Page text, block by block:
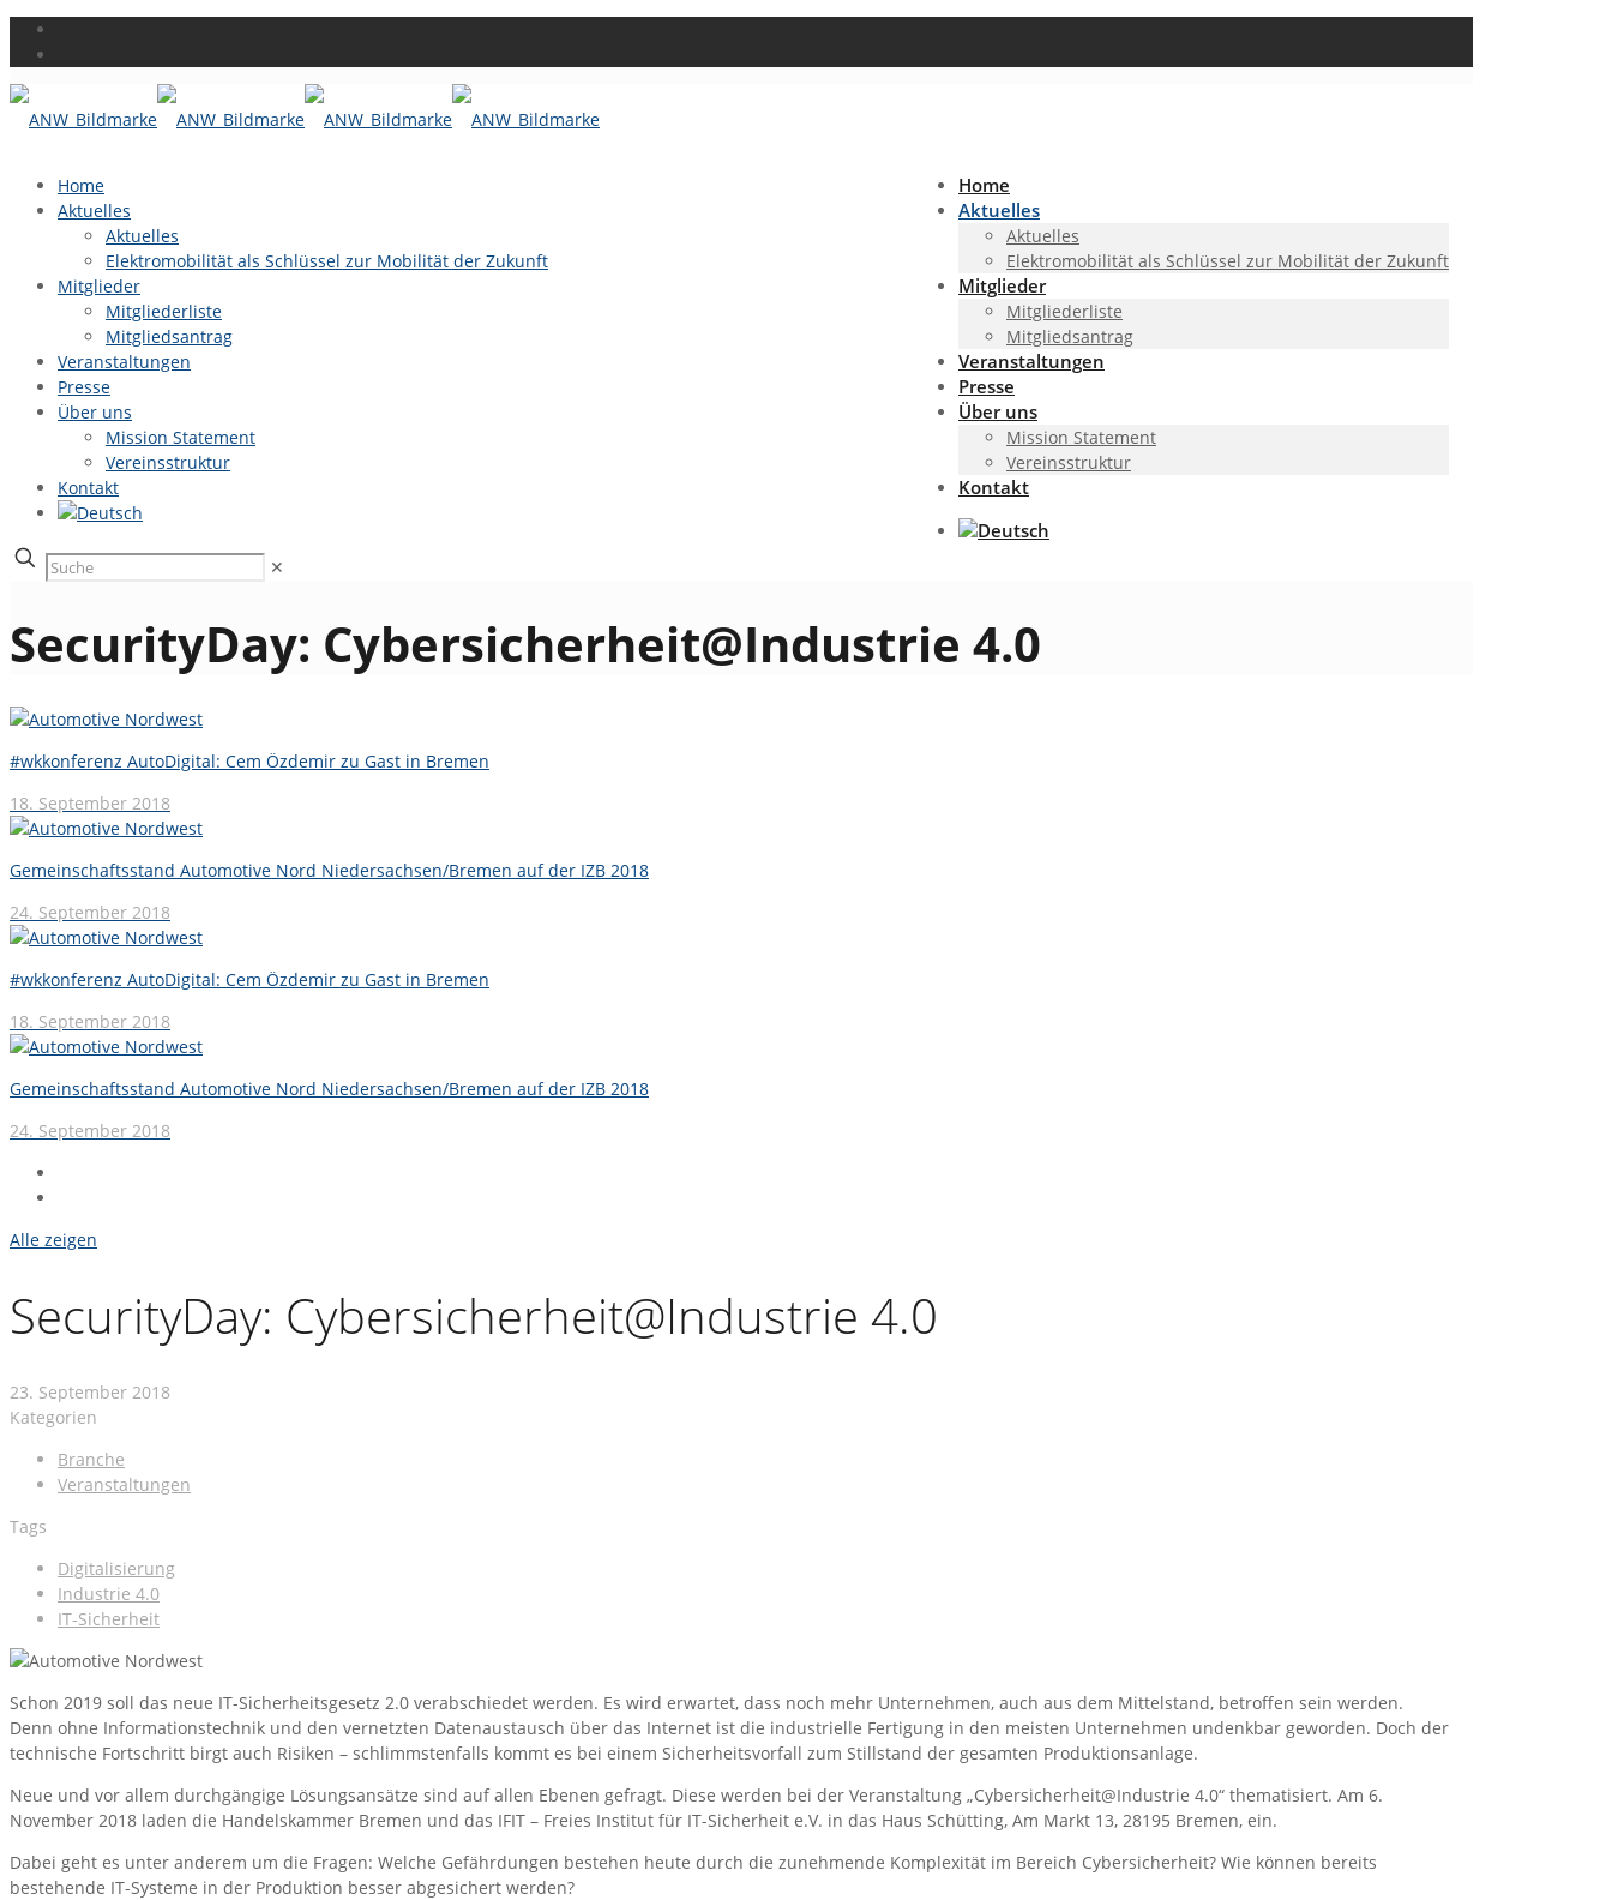
Home
Aktuelles
Aktuelles
Elektromobilität als Schlüssel zur Mobilität der Zukunft
Mitglieder
Mitgliederliste
Mitgliedsantrag
Veranstaltungen
Presse
Über uns
Mission Statement
Vereinsstruktur
Kontakt
Home
Aktuelles
Aktuelles
Elektromobilität als Schlüssel zur Mobilität der Zukunft
Mitglieder
Mitgliederliste
Mitgliedsantrag
Veranstaltungen
Presse
Über uns
Mission Statement
Vereinsstruktur
Kontakt
✕
SecurityDay: Cybersicherheit@Industrie 4.0
#wkkonferenz AutoDigital: Cem Özdemir zu Gast in Bremen
18. September 2018
Gemeinschaftsstand Automotive Nord Niedersachsen/Bremen auf der IZB 2018
24. September 2018
#wkkonferenz AutoDigital: Cem Özdemir zu Gast in Bremen
18. September 2018
Gemeinschaftsstand Automotive Nord Niedersachsen/Bremen auf der IZB 2018
24. September 2018
Alle zeigen
SecurityDay: Cybersicherheit@Industrie 4.0
23. September 2018
Kategorien
Branche
Veranstaltungen
Tags
Digitalisierung
Industrie 4.0
IT-Sicherheit
Schon 2019 soll das neue IT-Sicherheitsgesetz 2.0 verabschiedet werden. Es wird erwartet, dass noch mehr Unternehmen, auch aus dem Mittelstand, betroffen sein werden.
Denn ohne Informationstechnik und den vernetzten Datenaustausch über das Internet ist die industrielle Fertigung in den meisten Unternehmen undenkbar geworden. Doch der
technische Fortschritt birgt auch Risiken – schlimmstenfalls kommt es bei einem Sicherheitsvorfall zum Stillstand der gesamten Produktionsanlage.
Neue und vor allem durchgängige Lösungsansätze sind auf allen Ebenen gefragt. Diese werden bei der Veranstaltung „Cybersicherheit@Industrie 4.0“ thematisiert. Am 6.
November 2018 laden die Handelskammer Bremen und das IFIT – Freies Institut für IT-Sicherheit e.V. in das Haus Schütting, Am Markt 13, 28195 Bremen, ein.
Dabei geht es unter anderem um die Fragen: Welche Gefährdungen bestehen heute durch die zunehmende Komplexität im Bereich Cybersicherheit? Wie können bereits
bestehende IT-Systeme in der Produktion besser abgesichert werden?